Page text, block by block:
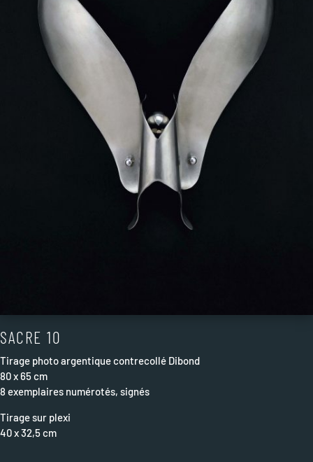
SACRE 10
Tirage photo argentique contrecollé Dibond
80 x 65 cm
8 exemplaires numérotés, signés
Tirage sur plexi
40 x 32,5 cm